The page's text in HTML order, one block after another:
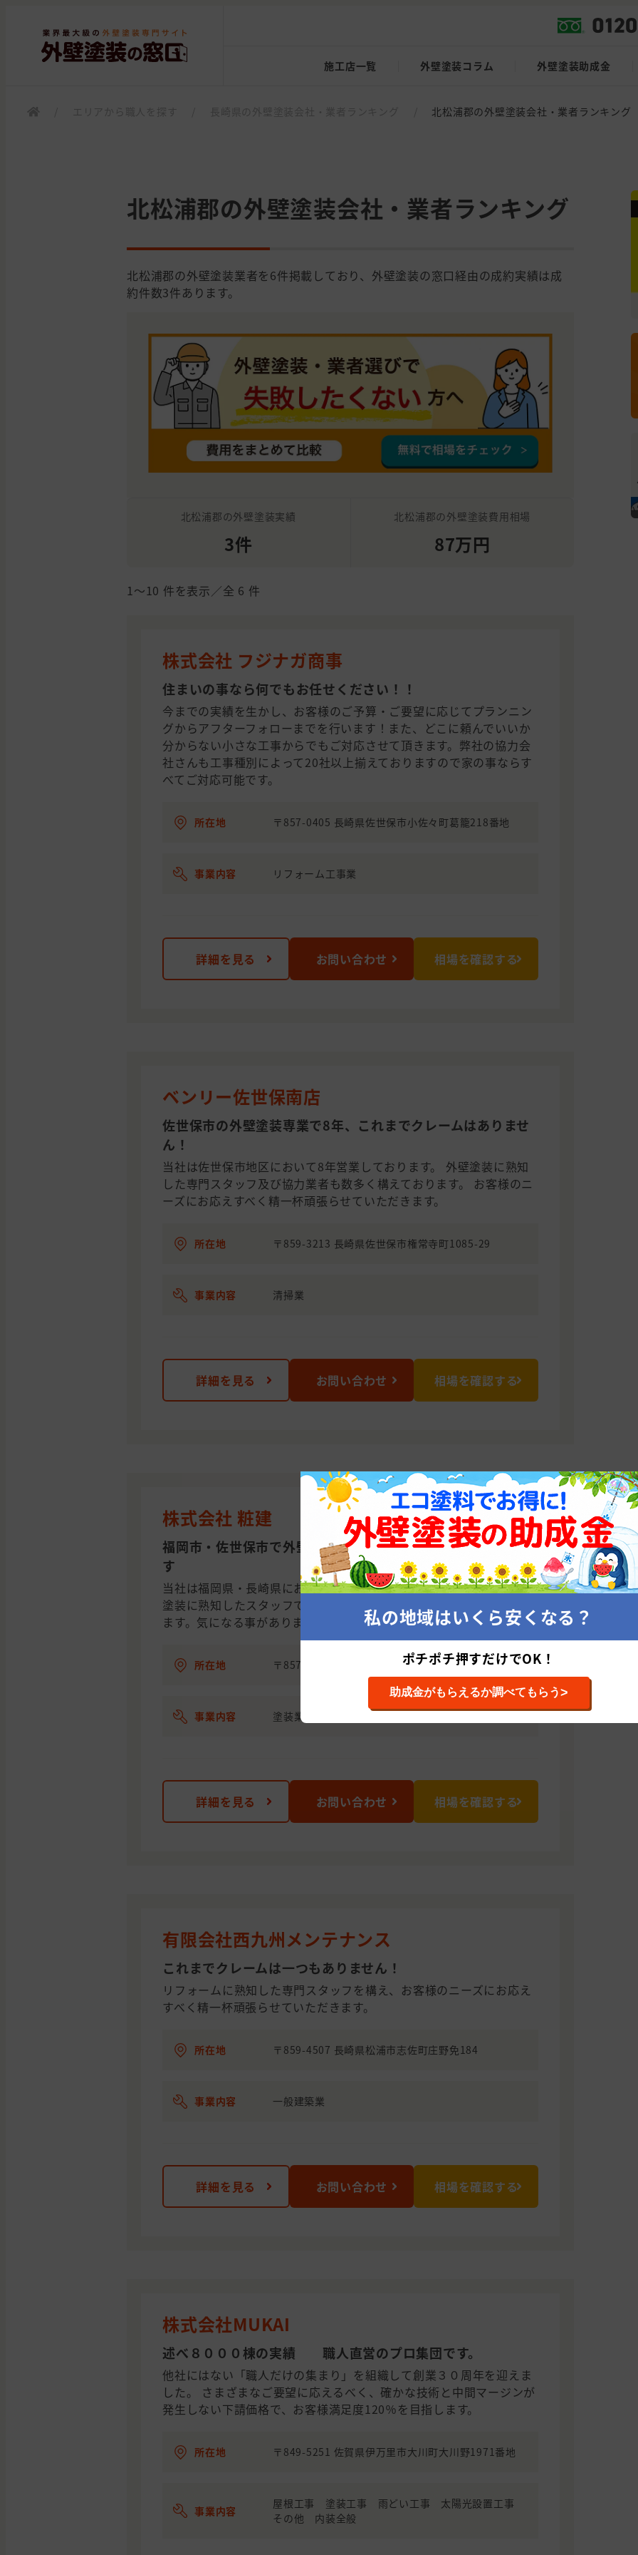
施工店一覧 外壁塗装コラム 外壁塗装助成金
北松浦郡の外壁塗装会社・業者ランキング
北松浦郡の外壁塗装会社・業者ランキング
北松浦郡の外壁塗装業者を6件掲載しており、外壁塗装の窓口経由の成約実績は成
約件数3件あります。
北松浦郡の外壁塗装実績
3件
北松浦郡の外壁塗装費用相場
87万円
1〜10 件を表示／全 6 件
株式会社 フジナガ商事
住まいの事なら何でもお任せください！！
今までの実績を生かし、お客様のご予算・ご要望に応じてプランニン
グからアフターフォローまでを行います！また、どこに頼んでいいか
分からない小さな工事からでもご対応させて頂きます。弊社の協力会
社さんも工事種別によって20社以上揃えておりますので家の事ならす
べてご対応可能です。
所在地 〒857-0405 長崎県佐世保市小佐々町葛籠218番地
事業内容 リフォーム工事業
詳細を見る お問い合わせ 相場を確認する
ベンリー佐世保南店
佐世保市の外壁塗装専業で8年、これまでクレームはありませ
ん！
当社は佐世保市地区において8年営業しております。 外壁塗装に熟知
した専門スタッフ及び協力業者も数多く構えております。 お客様のニ
ーズにお応えすべく精一杯頑張らせていただきます。
所在地 〒859-3213 長崎県佐世保市権常寺町1085-29
事業内容 清掃業
詳細を見る お問い合わせ 相場を確認する
株式会社 粧建
福岡市・佐世保市で外壁塗装専門で自信を持って施工いたしま
す
当社は福岡県・長崎県において数多くの実績を残しております。外壁
塗装に熟知したスタッフでお客様のご期待にそえる確実な施工を行い
ます。気になる事がありましたらなんでもご相談下さい！
所在地 〒857-0064 長崎県佐世保市赤崎町854−24
事業内容 塗装業
詳細を見る お問い合わせ 相場を確認する
有限会社西九州メンテナンス
これまでクレームは一つもありません！
リフォームに熟知した専門スタッフを構え、お客様のニーズにお応え
すべく精一杯頑張らせていただきます。
所在地 〒859-4507 長崎県松浦市志佐町庄野免184
事業内容 一般建築業
詳細を見る お問い合わせ 相場を確認する
株式会社MUKAI
述べ８０００棟の実績 職人直営のプロ集団です。
他社にはない「職人だけの集まり」を組織して創業３０周年を迎えま
した。 さまざまなご要望に応えるべく、確かな技術と中間マージンが
発生しない下請価格で、お客様満足度120％を目指します。
所在地 〒849-5251 佐賀県伊万里市大川町大川野1971番地
事業内容
屋根工事 塗装工事 雨どい工事 太陽光設置工事
その他 内装全般
私の地域はいくら安くなる？
ポチポチ押すだけでOK！
助成金がもらえるか調べてもらう>